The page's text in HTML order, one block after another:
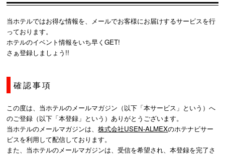
当ホテルではお得な情報を、メールでお客様にお届けするサービスを行
っております。
ホテルのイベント情報をいち早くGET!
さぁ登録しましょう!!
確認事項
この度は、当ホテルのメールマガジン（以下「本サービス」という）へ
のご登録（以下「本登録」という）ありがとうございます。
当ホテルのメールマガジンは、株式会社USEN-ALMEXのホテナビサー
ビスを利用して配信しております。
また、当ホテルのメールマガジンは、受信を希望され、本登録を完了さ